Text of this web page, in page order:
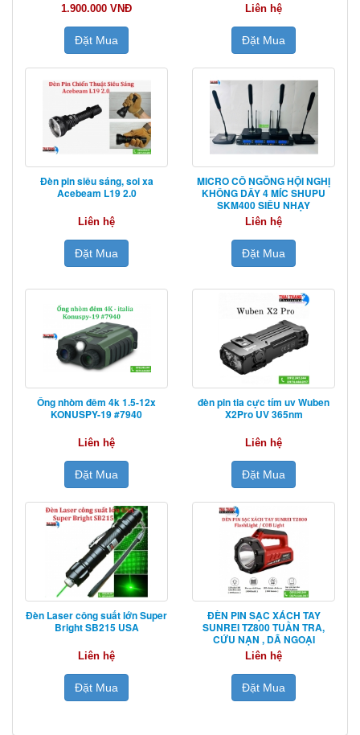
1.900.000 VNĐ
Đặt Mua
Liên hệ
Đặt Mua
Đèn pin siêu sáng, soi xa
Acebeam L19 2.0
Liên hệ
Đặt Mua
MICRO CỔ NGỖNG HỘI NGHỊ
KHÔNG DÂY 4 MÍC SHUPU
SKM400 SIÊU NHẠY
Liên hệ
Đặt Mua
Ống nhòm đêm 4k 1.5-12x
KONUSPY-19 #7940
Liên hệ
Đặt Mua
đèn pin tia cực tím uv Wuben
X2Pro UV 365nm
Liên hệ
Đặt Mua
Đèn Laser công suất lớn Super
Bright SB215 USA
Liên hệ
Đặt Mua
ĐÈN PIN SẠC XÁCH TAY
SUNREI TZ800 TUẦN TRA,
CỨU NẠN , DÃ NGOẠI
Liên hệ
Đặt Mua